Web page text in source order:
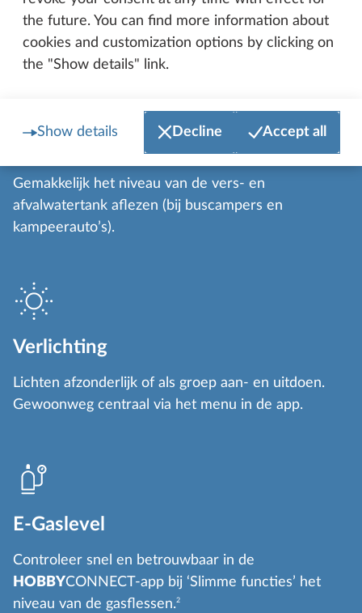
the future. You can find more information about
cookies and customization options by clicking on
the "Show details" link.
Show details Decline Accept all
buurt van uw voertuig. Zo kan op warme dagen ook
uw huisdier onbekommerd even uitrusten. 2
Vers- en afvalwater
Gemakkelijk het niveau van de vers- en
afvalwatertank aflezen (bij buscampers en
kampeerauto’s).
Verlichting
Lichten afzonderlijk of als groep aan- en uitdoen.
Gewoonweg centraal via het menu in de app.
E-Gaslevel
Controleer snel en betrouwbaar in de
HOBBYCONNECT-app bij ‘Slimme functies’ het
niveau van de gasflessen.2